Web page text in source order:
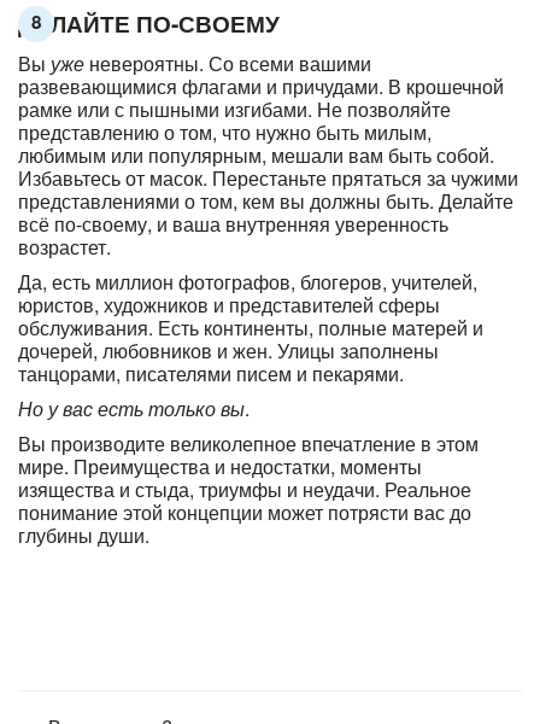
8
ДЕЛАЙТЕ ПО-СВОЕМУ
Вы уже невероятны. Со всеми вашими
развевающимися флагами и причудами. В крошечной
рамке или с пышными изгибами. Не позволяйте
представлению о том, что нужно быть милым,
любимым или популярным, мешали вам быть собой.
Избавьтесь от масок. Перестаньте прятаться за чужими
представлениями о том, кем вы должны быть. Делайте
всё по-своему, и ваша внутренняя уверенность
возрастет.
Да, есть миллион фотографов, блогеров, учителей,
юристов, художников и представителей сферы
обслуживания. Есть континенты, полные матерей и
дочерей, любовников и жен. Улицы заполнены
танцорами, писателями писем и пекарями.
Но у вас есть только вы.
Вы производите великолепное впечатление в этом
мире. Преимущества и недостатки, моменты
изящества и стыда, триумфы и неудачи. Реальное
понимание этой концепции может потрясти вас до
глубины души.